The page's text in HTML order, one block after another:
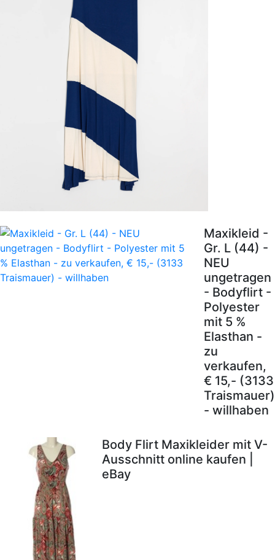
Maxikleid -
Gr. L (44) -
NEU
ungetragen
- Bodyflirt -
Polyester
mit 5 %
Elasthan -
zu
verkaufen,
€ 15,- (3133
Traismauer)
- willhaben
Body Flirt Maxikleider mit V-
Ausschnitt online kaufen |
eBay